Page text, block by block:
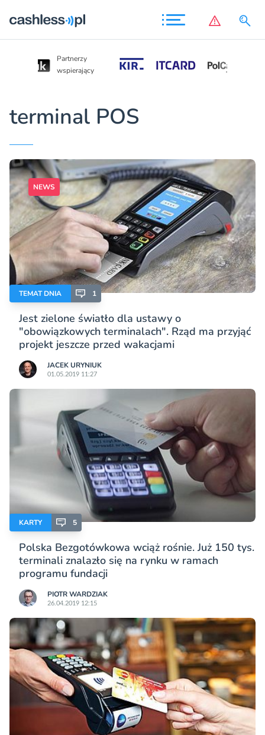
Partnerzy
wspierający
terminal POS
NEWS
TEMAT DNIA 1
Jest zielone światło dla ustawy o
"obowiązkowych terminalach". Rząd ma przyjąć
projekt jeszcze przed wakacjami
JACEK URYNIUK
01.05.2019 11:27
KARTY 5
Polska Bezgotówkowa wciąż rośnie. Już 150 tys.
terminali znalazło się na rynku w ramach
programu fundacji
PIOTR WARDZIAK
26.04.2019 12:15